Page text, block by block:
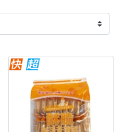
湯類/湯塊
麵條/快煮麵/米粉
點心罐
堅果/海苔
碳酸/礦泉水
機能飲料
箱購飲料
▶保健品牌推薦
沖調穀粉/隨手包
奶茶/花草茶
黑糖桂圓/蜂蜜醋
可可/糖/奶精
電池/延長線
修繕/五金/祭祀
衛浴/毛巾
箱購免運區
漂白水/柔軟精
居家清潔/除濕芳
成人紙尿褲
快煮壺/烘碗機
手機/平板周邊
玩具/擺設小物
測量/護具/其他
男/女/機能包
居家/汽百用品
這夏不怕熱